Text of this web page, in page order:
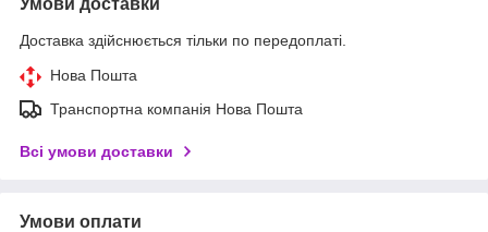
Доставка здійснюється тільки по передоплаті.
Нова Пошта
Транспортна компанія Нова Пошта
Всі умови доставки
Умови оплати